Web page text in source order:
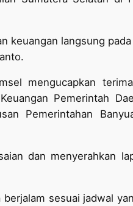
keuangan langsung pada
mengucapkan
Pemerintah
Pemerintahan
dan menyerahkan
sesuai jadwal